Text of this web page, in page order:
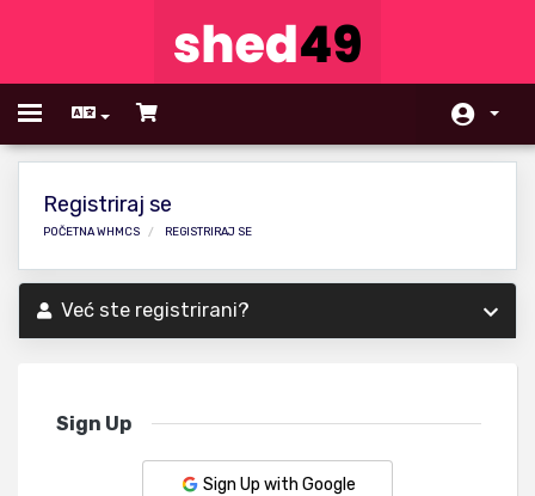
Toggle
Store
Baza znanja
Affiliates
Kontaktirajte nas
Registriraj se
POČETNA WHMCS REGISTRIRAJ SE
Već ste registrirani?
Sign Up
Sign Up with Google